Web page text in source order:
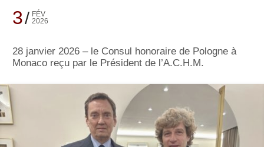
3
FÉV
2026
28 janvier 2026 – le Consul honoraire de Pologne à
Monaco reçu par le Président de l’A.C.H.M.